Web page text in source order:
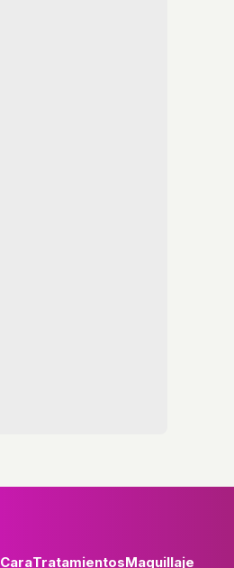
CaraTratamientosMaquillaje